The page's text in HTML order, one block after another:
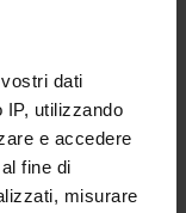
dati
IP, utilizzando
e accedere
fine di
misurare